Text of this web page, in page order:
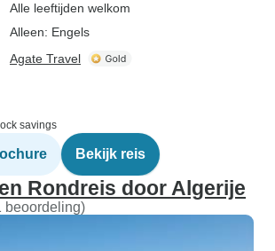
Alle leeftijden welkom
Alleen: Engels
Agate Travel
savings
Bekijk reis
Rondreis door Algerije
beoordeling)